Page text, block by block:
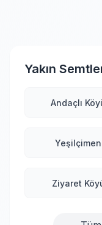
Yakın
Andaçlı
Yeşilçimen
Ziyaret